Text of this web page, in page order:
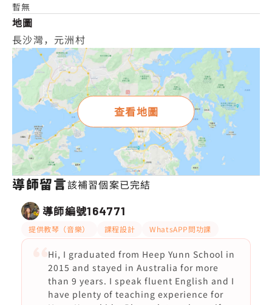
暫無
地圖
長沙灣，元洲村
查看地圖
導師留言該補習個案已完結
導師編號164771
提供教琴（音樂） 課程設計 WhatsAPP問功課
Hi, I graduated from Heep Yunn School in
2015 and stayed in Australia for more
than 9 years. I speak fluent English and I
have plenty of teaching experience for